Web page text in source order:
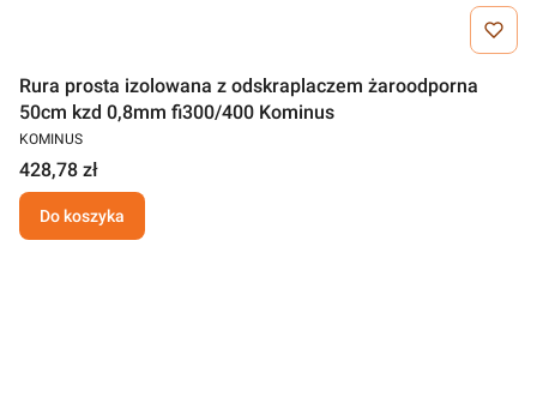
Rura prosta izolowana z odskraplaczem żaroodporna
50cm kzd 0,8mm fi300/400 Kominus
KOMINUS
428,78 zł
Do koszyka